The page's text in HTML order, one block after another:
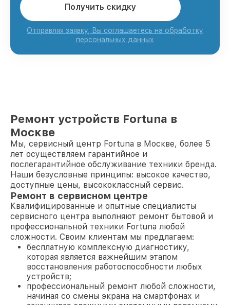
Получить скидку
Отправляя заявку, Вы соглашаетесь на обработку
персональных данных
Ремонт устройств Fortuna в
Москве
Мы, сервисный центр Fortuna в Москве, более 5
лет осуществляем гарантийное и
послегарантийное обслуживание техники бренда.
Наши безусловные принципы: высокое качество,
доступные цены, высококлассный сервис.
Ремонт в сервисном центре
Квалифицированные и опытные специалисты
сервисного центра выполняют ремонт бытовой и
профессиональной техники Fortuna любой
сложности. Своим клиентам мы предлагаем:
бесплатную комплексную диагностику,
которая является важнейшим этапом
восстановления работоспособности любых
устройств;
профессиональный ремонт любой сложности,
начиная со смены экрана на смартфонах и